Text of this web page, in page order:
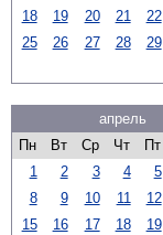
18
19 20 21 22
25
26 27 28 29
апрель
Пн
Вт Ср Чт Пт
1
2 3 4 5
8
9 10 11 12
15
16 17 18 19